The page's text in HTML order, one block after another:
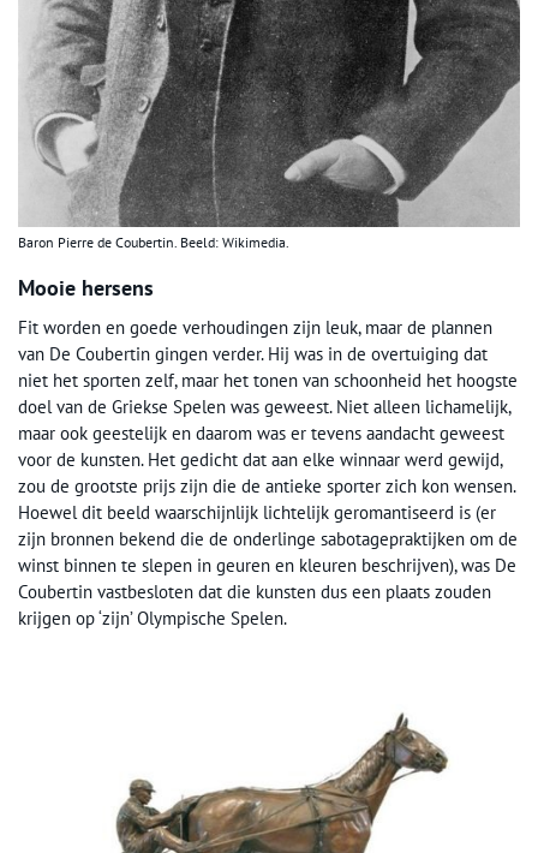
Baron Pierre de Coubertin. Beeld: Wikimedia.
Mooie hersens
Fit worden en goede verhoudingen zijn leuk, maar de plannen
van De Coubertin gingen verder. Hij was in de overtuiging dat
niet het sporten zelf, maar het tonen van schoonheid het hoogste
doel van de Griekse Spelen was geweest. Niet alleen lichamelijk,
maar ook geestelijk en daarom was er tevens aandacht geweest
voor de kunsten. Het gedicht dat aan elke winnaar werd gewijd,
zou de grootste prijs zijn die de antieke sporter zich kon wensen.
Hoewel dit beeld waarschijnlijk lichtelijk geromantiseerd is (er
zijn bronnen bekend die de onderlinge sabotagepraktijken om de
winst binnen te slepen in geuren en kleuren beschrijven), was De
Coubertin vastbesloten dat die kunsten dus een plaats zouden
krijgen op ‘zijn’ Olympische Spelen.